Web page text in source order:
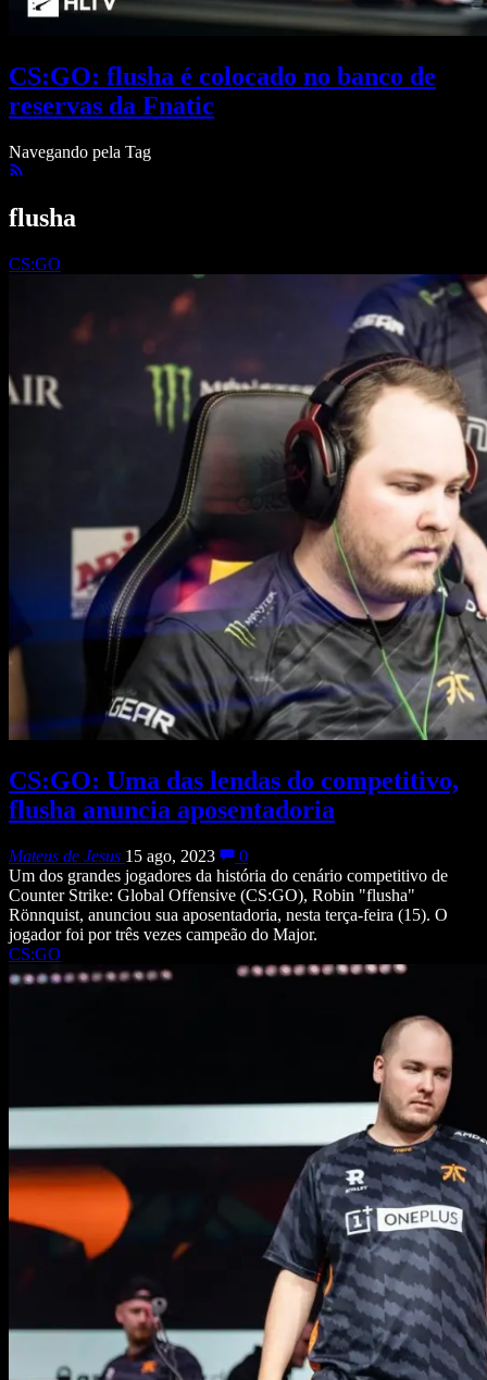
CS:GO: flusha é colocado no banco de
reservas da Fnatic
Navegando pela Tag
flusha
CS:GO
CS:GO: Uma das lendas do competitivo,
flusha anuncia aposentadoria
Mateus de Jesus 15 ago, 2023
0
Um dos grandes jogadores da história do cenário competitivo de
Counter Strike: Global Offensive (CS:GO), Robin "flusha"
Rönnquist, anunciou sua aposentadoria, nesta terça-feira (15). O
jogador foi por três vezes campeão do Major.
CS:GO